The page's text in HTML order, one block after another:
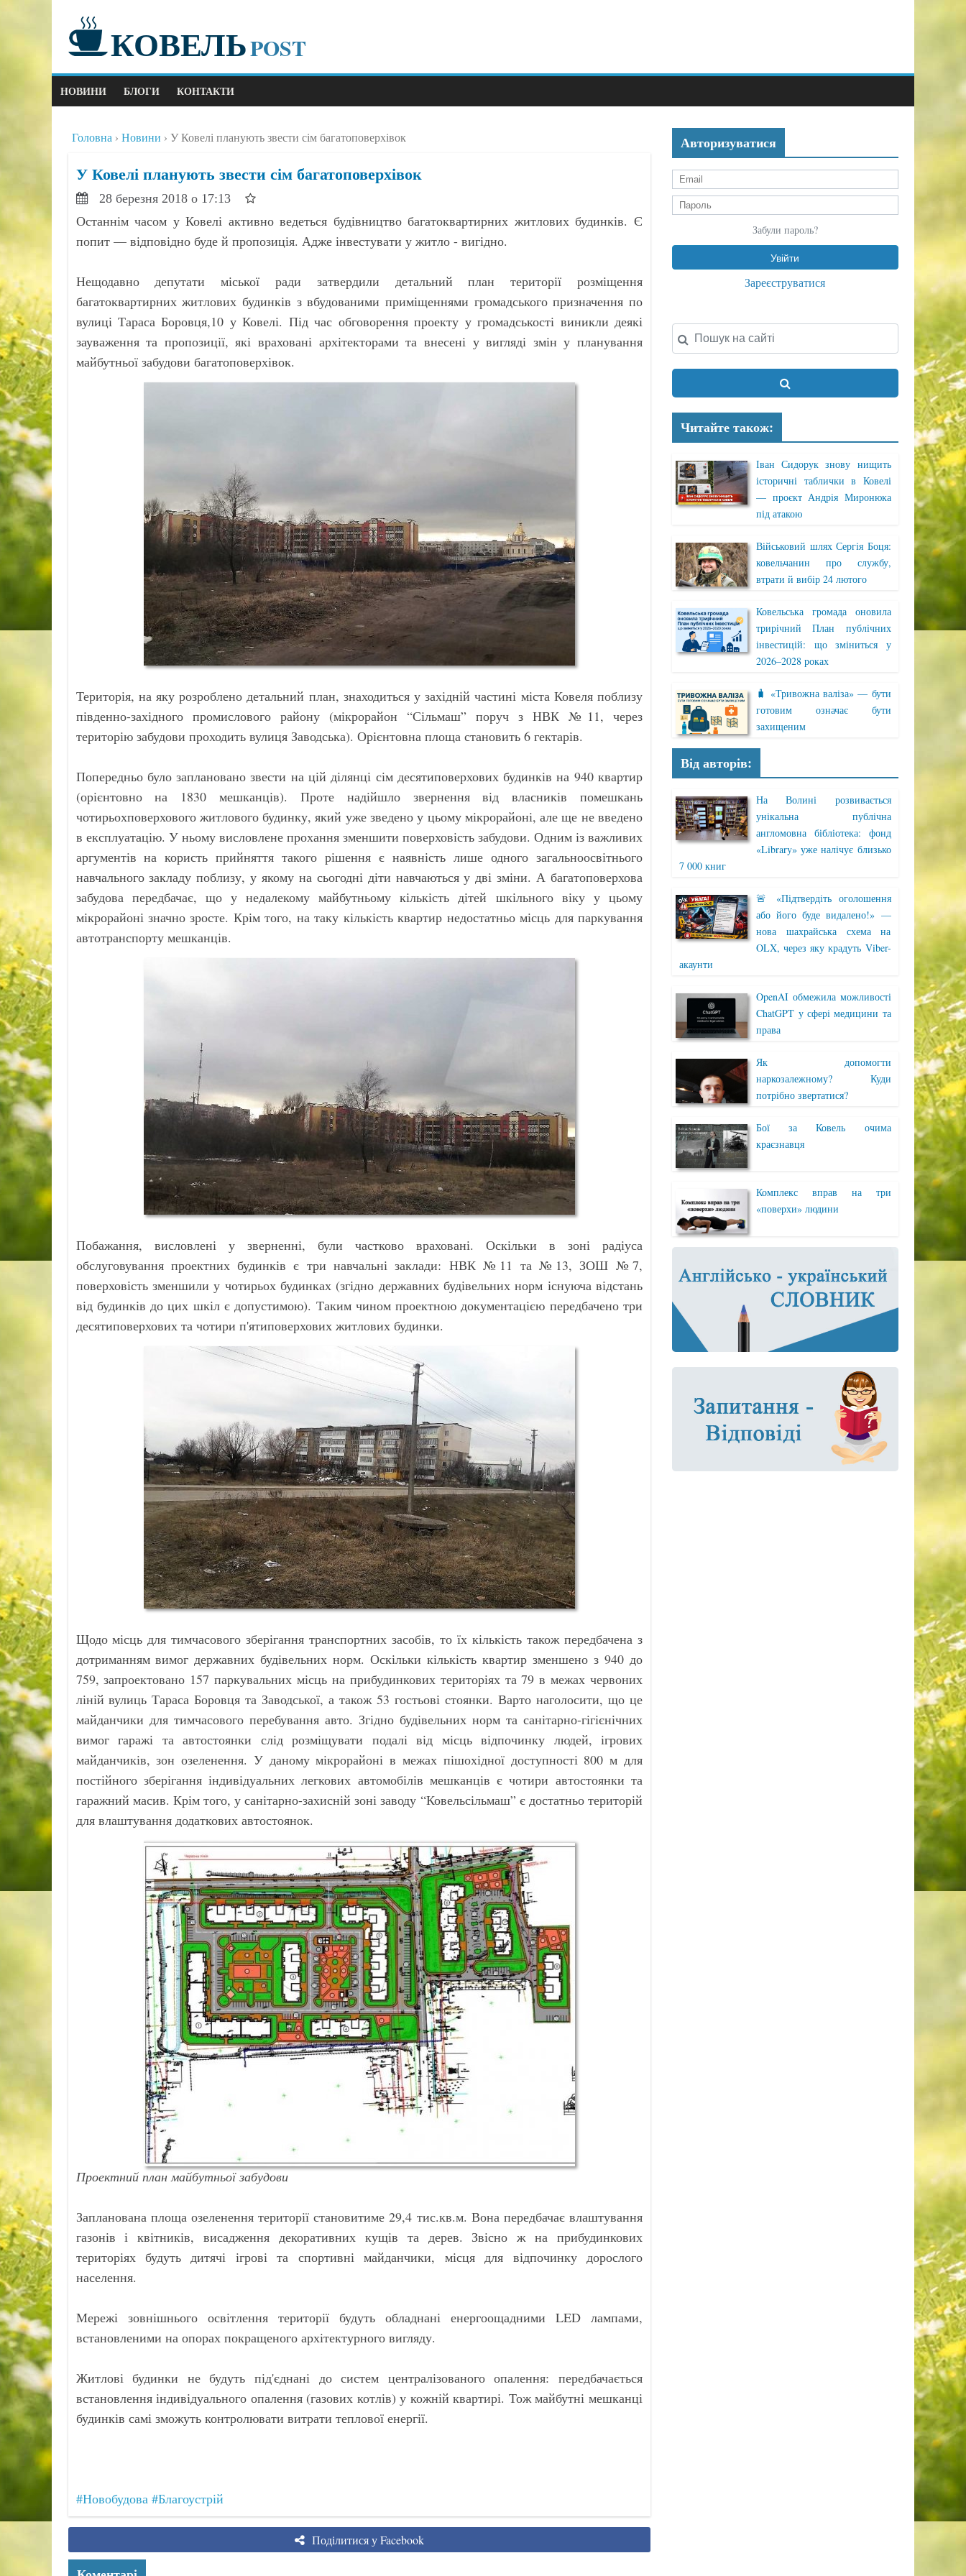
КОВЕЛЬPOST
НОВИНИ БЛОГИ КОНТАКТИ
Головна Новини У Ковелі планують звести сім багатоповерхівок
У Ковелі планують звести сім багатоповерхівок
28 березня 2018 о 17:13
Останнім часом у Ковелі активно ведеться будівництво багатоквартирних житлових будинків. Є
попит — відповідно буде й пропозиція. Адже інвестувати у житло - вигідно.
Нещодавно депутати міської ради затвердили детальний план території розміщення
багатоквартирних житлових будинків з вбудованими приміщеннями громадського призначення по
вулиці Тараса Боровця,10 у Ковелі. Під час обговорення проекту у громадськості виникли деякі
зауваження та пропозиції, які враховані архітекторами та внесені у вигляді змін у планування
майбутньої забудови багатоповерхівок.
Територія, на яку розроблено детальний план, знаходиться у західній частині міста Ковеля поблизу
південно-західного промислового району (мікрорайон “Сільмаш” поруч з НВК №11, через
територію забудови проходить вулиця Заводська). Орієнтовна площа становить 6 гектарів.
Попередньо було заплановано звести на цій ділянці сім десятиповерхових будинків на 940 квартир
(орієнтовно на 1830 мешканців). Проте надійшло звернення від власників помешкань
чотирьохповерхового житлового будинку, який уже зведено у цьому мікрорайоні, але ще не введено
в експлуатацію. У ньому висловлене прохання зменшити поверховість забудови. Одним із важливих
аргументів на користь прийняття такого рішення є наявність лише одного загальноосвітнього
навчального закладу поблизу, у якому на сьогодні діти навчаються у дві зміни. А багатоповерхова
забудова передбачає, що у недалекому майбутньому кількість дітей шкільного віку у цьому
мікрорайоні значно зросте. Крім того, на таку кількість квартир недостатньо місць для паркування
автотранспорту мешканців.
Побажання, висловлені у зверненні, були частково враховані. Оскільки в зоні радіуса
обслуговування проектних будинків є три навчальні заклади: НВК №11 та №13, ЗОШ №7,
поверховість зменшили у чотирьох будинках (згідно державних будівельних норм існуюча відстань
від будинків до цих шкіл є допустимою). Таким чином проектною документацією передбачено три
десятиповерхових та чотири п'ятиповерхових житлових будинки.
Щодо місць для тимчасового зберігання транспортних засобів, то їх кількість також передбачена з
дотриманням вимог державних будівельних норм. Оскільки кількість квартир зменшено з 940 до
759, запроектовано 157 паркувальних місць на прибудинкових територіях та 79 в межах червоних
ліній вулиць Тараса Боровця та Заводської, а також 53 гостьові стоянки. Варто наголосити, що це
майданчики для тимчасового перебування авто. Згідно будівельних норм та санітарно-гігієнічних
вимог гаражі та автостоянки слід розміщувати подалі від місць відпочинку людей, ігрових
майданчиків, зон озеленення. У даному мікрорайоні в межах пішохідної доступності 800 м для
постійного зберігання індивідуальних легкових автомобілів мешканців є чотири автостоянки та
гаражний масив. Крім того, у санітарно-захисній зоні заводу “Ковельсільмаш” є достатньо територій
для влаштування додаткових автостоянок.
Проектний план майбутньої забудови
Запланована площа озеленення території становитиме 29,4 тис.кв.м. Вона передбачає влаштування
газонів і квітників, висадження декоративних кущів та дерев. Звісно ж на прибудинкових
територіях будуть дитячі ігрові та спортивні майданчики, місця для відпочинку дорослого
населення.
Мережі зовнішнього освітлення території будуть обладнані енергоощадними LED лампами,
встановленими на опорах покращеного архітектурного вигляду.
Житлові будинки не будуть під'єднані до систем централізованого опалення: передбачається
встановлення індивідуального опалення (газових котлів) у кожній квартирі. Тож майбутні мешканці
будинків самі зможуть контролювати витрати теплової енергії.
#Новобудова #Благоустрій
Поділитися у Facebook
Авторизуватися
Забули пароль?
Зареєструватися
Читайте також:
Іван Сидорук знову нищить
історичні таблички в Ковелі
— проєкт Андрія Миронюка
під атакою
Військовий шлях Сергія Боця:
ковельчанин про службу,
втрати й вибір 24 лютого
Ковельська громада оновила
трирічний План публічних
інвестицій: що зміниться у
2026–2028 роках
🧳 «Тривожна валіза» — бути
готовим означає бути
захищеним
Від авторів:
На Волині розвивається
унікальна публічна
англомовна бібліотека: фонд
«Library» уже налічує близько
7 000 книг
🚨 «Підтвердіть оголошення
або його буде видалено!» —
нова шахрайська схема на
OLX, через яку крадуть Viber-
акаунти
OpenAI обмежила можливості
ChatGPT у сфері медицини та
права
Як допомогти
наркозалежному? Куди
потрібно звертатися?
Бої за Ковель очима
краєзнавця
Комплекс вправ на три
«поверхи» людини